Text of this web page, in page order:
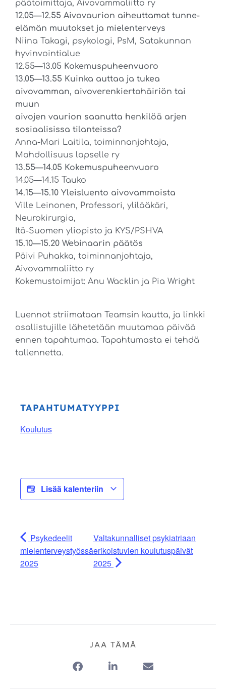
päätoimittaja, Aivovammaliitto ry
12.05—12.55 Aivovaurion aiheuttamat tunne-
elämän muutokset ja mielenterveys
Niina Takagi, psykologi, PsM, Satakunnan
hyvinvointialue
12.55—13.05 Kokemuspuheenvuoro
13.05—13.55 Kuinka auttaa ja tukea
aivovamman, aivoverenkiertohäiriön tai
muun
aivojen vaurion saanutta henkilöä arjen
sosiaalisissa tilanteissa?
Anna-Mari Laitila, toiminnanjohtaja,
Mahdollisuus lapselle ry
13.55—14.05 Kokemuspuheenvuoro
14.05—14.15 Tauko
14.15—15.10 Yleisluento aivovammoista
Ville Leinonen, Professori, ylilääkäri,
Neurokirurgia,
Itä-Suomen yliopisto ja KYS/PSHVA
15.10—15.20 Webinaarin päätös
Päivi Puhakka, toiminnanjohtaja,
Aivovammaliitto ry
Kokemustoimijat: Anu Wacklin ja Pia Wright
Luennot striimataan Teamsin kautta, ja linkki
osallistujille lähetetään muutamaa päivää
ennen tapahtumaa. Tapahtumasta ei tehdä
tallennetta.
TAPAHTUMATYYPPI
Koulutus
Lisää kalenteriin
Psykedeelit
mielenterveystyössä
2025
Valtakunnalliset psykiatriaan
erikoistuvien koulutuspäivät
2025
JAA TÄMÄ